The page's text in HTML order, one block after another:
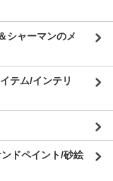
シャーマンのメ
テム/インテリ
ドペイント/砂絵